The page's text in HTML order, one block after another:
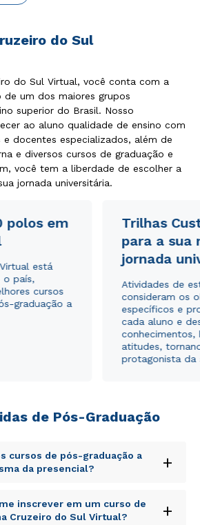
do Sul
do Sul Virtual, você conta com a
um dos maiores grupos
superior do Brasil. Nosso
ao aluno qualidade de ensino com
docentes especializados, além de
e diversos cursos de graduação e
você tem a liberdade de escolher a
jornada universitária.
polos em
está
o país,
cursos
graduação a
Trilhas
para a sua
jornada
Atividades de
consideram os
específicos e
cada aluno e
conhecimentos,
atitudes,
protagonista da
de Pós-Graduação
cursos de pós-graduação a
da presencial?
+
unde omnis iste natus error sit
doloremque laudantium,
inscrever em um curso de
Cruzeiro do Sul Virtual?
+
e